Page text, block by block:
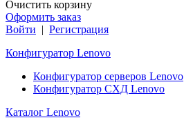
Очистить корзину
Оформить заказ
Войти | Регистрация
Конфигуратор Lenovo
Конфигуратор серверов Lenovo
Конфигуратор СХД Lenovo
Каталог Lenovo